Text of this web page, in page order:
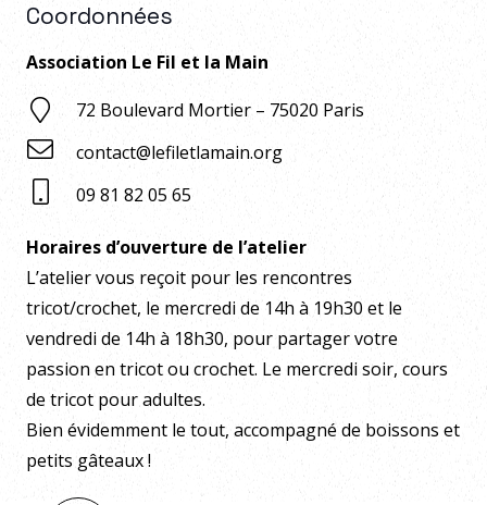
Coordonnées
Association Le Fil et la Main
72 Boulevard Mortier – 75020 Paris
contact@lefiletlamain.org
09 81 82 05 65
Horaires d’ouverture de l’atelier
L’atelier vous reçoit pour les rencontres
tricot/crochet, le mercredi de 14h à 19h30 et le
vendredi de 14h à 18h30, pour partager votre
passion en tricot ou crochet. Le mercredi soir, cours
de tricot pour adultes.
Bien évidemment le tout, accompagné de boissons et
petits gâteaux !